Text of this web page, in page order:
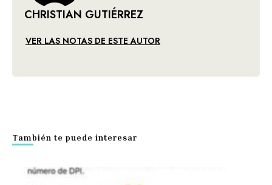
CHRISTIAN GUTIÉRREZ
VER LAS NOTAS DE ESTE AUTOR
También te puede interesar